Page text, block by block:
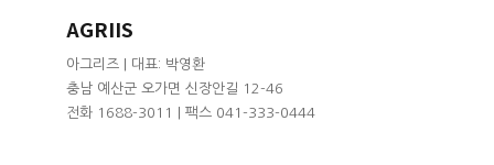
AGRIIS
아그리즈 | 대표: 박영환
충남 예산군 오가면 신장안길 12-46
전화 1688-3011 | 팩스 041-333-0444